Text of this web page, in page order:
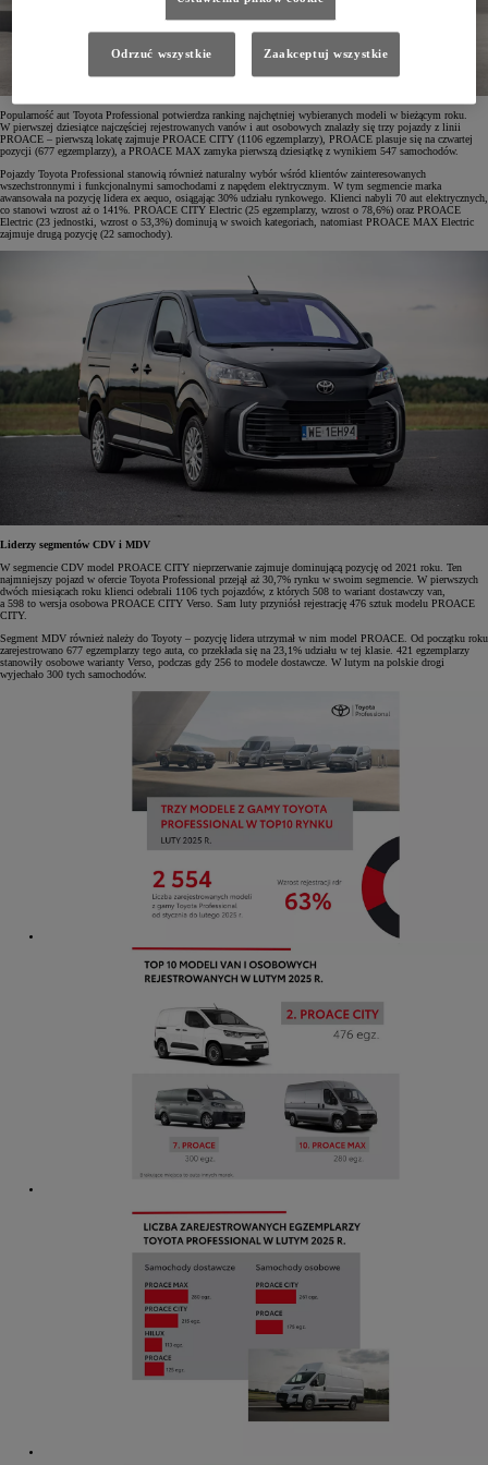
Popularność aut Toyota Professional potwierdza ranking najchętniej wybieranych modeli w bieżącym roku.
W pierwszej dziesiątce najczęściej rejestrowanych vanów i aut osobowych znalazły się trzy pojazdy z linii
PROACE – pierwszą lokatę zajmuje PROACE CITY (1106 egzemplarzy), PROACE plasuje się na czwartej
pozycji (677 egzemplarzy), a PROACE MAX zamyka pierwszą dziesiątkę z wynikiem 547 samochodów.
Pojazdy Toyota Professional stanowią również naturalny wybór wśród klientów zainteresowanych
wszechstronnymi i funkcjonalnymi samochodami z napędem elektrycznym. W tym segmencie marka
awansowała na pozycję lidera ex aequo, osiągając 30% udziału rynkowego. Klienci nabyli 70 aut elektrycznych,
co stanowi wzrost aż o 141%. PROACE CITY Electric (25 egzemplarzy, wzrost o 78,6%) oraz PROACE
Electric (23 jednostki, wzrost o 53,3%) dominują w swoich kategoriach, natomiast PROACE MAX Electric
zajmuje drugą pozycję (22 samochody).
Liderzy segmentów CDV i MDV
W segmencie CDV model PROACE CITY nieprzerwanie zajmuje dominującą pozycję od 2021 roku. Ten
najmniejszy pojazd w ofercie Toyota Professional przejął aż 30,7% rynku w swoim segmencie. W pierwszych
dwóch miesiącach roku klienci odebrali 1106 tych pojazdów, z których 508 to wariant dostawczy van,
a 598 to wersja osobowa PROACE CITY Verso. Sam luty przyniósł rejestrację 476 sztuk modelu PROACE
CITY.
Segment MDV również należy do Toyoty – pozycję lidera utrzymał w nim model PROACE. Od początku roku
zarejestrowano 677 egzemplarzy tego auta, co przekłada się na 23,1% udziału w tej klasie. 421 egzemplarzy
stanowiły osobowe warianty Verso, podczas gdy 256 to modele dostawcze. W lutym na polskie drogi
wyjechało 300 tych samochodów.
Odrzuć wszystkie Zaakceptuj wszystkie